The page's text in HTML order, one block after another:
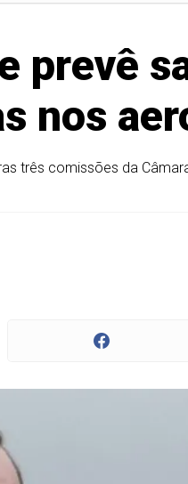
prevê
nos
três comissões da